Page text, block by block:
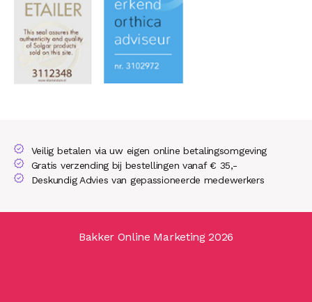
Veilig betalen via uw eigen online betalingsomgeving
Gratis verzending bij bestellingen vanaf € 35,-
Deskundig Advies van gepassioneerde medewerkers
Bakker Online Marketing 2026